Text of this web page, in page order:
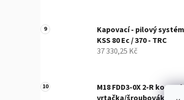
Kapovací - pilový systém
KSS 80 Ec / 370 - TRC
37 330,25 Kč
M18 FDD3-0X 2-R